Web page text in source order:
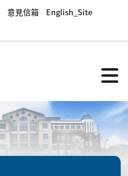
意見信箱 English_Site